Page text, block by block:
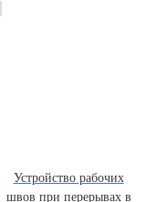
Устройство рабочих
швов при перерывах в